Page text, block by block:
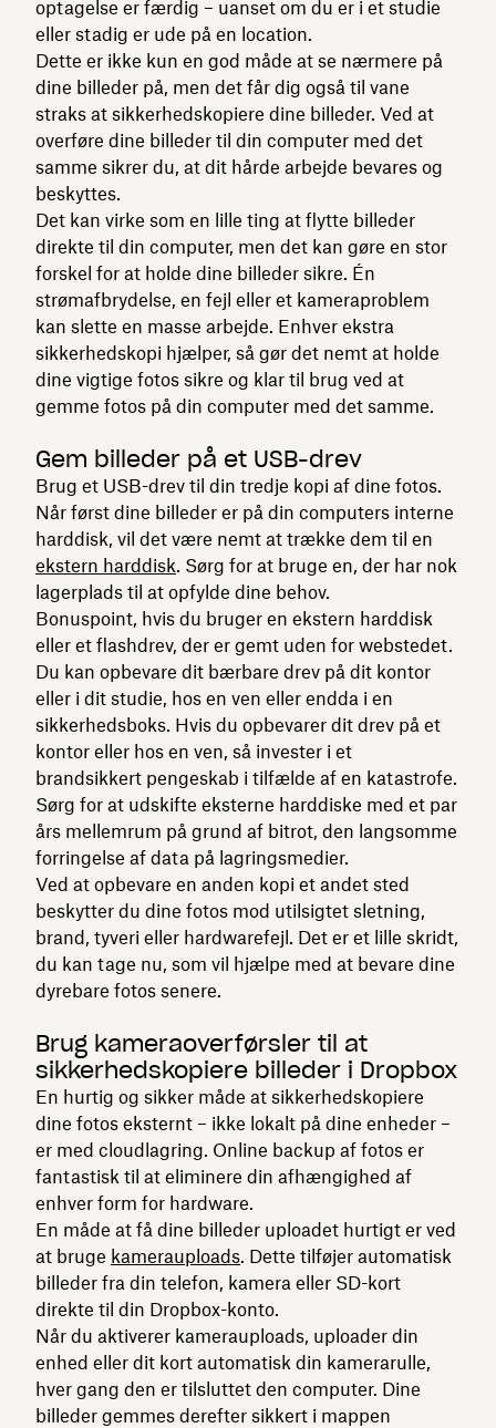
optagelse er færdig – uanset om du er i et studie
eller stadig er ude på en location.
Dette er ikke kun en god måde at se nærmere på
dine billeder på, men det får dig også til vane
straks at sikkerhedskopiere dine billeder. Ved at
overføre dine billeder til din computer med det
samme sikrer du, at dit hårde arbejde bevares og
beskyttes.
Det kan virke som en lille ting at flytte billeder
direkte til din computer, men det kan gøre en stor
forskel for at holde dine billeder sikre. Én
strømafbrydelse, en fejl eller et kameraproblem
kan slette en masse arbejde. Enhver ekstra
sikkerhedskopi hjælper, så gør det nemt at holde
dine vigtige fotos sikre og klar til brug ved at
gemme fotos på din computer med det samme.
Gem billeder på et USB-drev
Brug et USB-drev til din tredje kopi af dine fotos.
Når først dine billeder er på din computers interne
harddisk, vil det være nemt at trække dem til en
ekstern harddisk. Sørg for at bruge en, der har nok
lagerplads til at opfylde dine behov.
Bonuspoint, hvis du bruger en ekstern harddisk
eller et flashdrev, der er gemt uden for webstedet.
Du kan opbevare dit bærbare drev på dit kontor
eller i dit studie, hos en ven eller endda i en
sikkerhedsboks. Hvis du opbevarer dit drev på et
kontor eller hos en ven, så invester i et
brandsikkert pengeskab i tilfælde af en katastrofe.
Sørg for at udskifte eksterne harddiske med et par
års mellemrum på grund af bitrot, den langsomme
forringelse af data på lagringsmedier.
Ved at opbevare en anden kopi et andet sted
beskytter du dine fotos mod utilsigtet sletning,
brand, tyveri eller hardwarefejl. Det er et lille skridt,
du kan tage nu, som vil hjælpe med at bevare dine
dyrebare fotos senere.
Brug kameraoverførsler til at
sikkerhedskopiere billeder i Dropbox
En hurtig og sikker måde at sikkerhedskopiere
dine fotos eksternt – ikke lokalt på dine enheder –
er med cloudlagring. Online backup af fotos er
fantastisk til at eliminere din afhængighed af
enhver form for hardware.
En måde at få dine billeder uploadet hurtigt er ved
at bruge kamerauploads. Dette tilføjer automatisk
billeder fra din telefon, kamera eller SD-kort
direkte til din Dropbox-konto.
Når du aktiverer kamerauploads, uploader din
enhed eller dit kort automatisk din kamerarulle,
hver gang den er tilsluttet den computer. Dine
billeder gemmes derefter sikkert i mappen